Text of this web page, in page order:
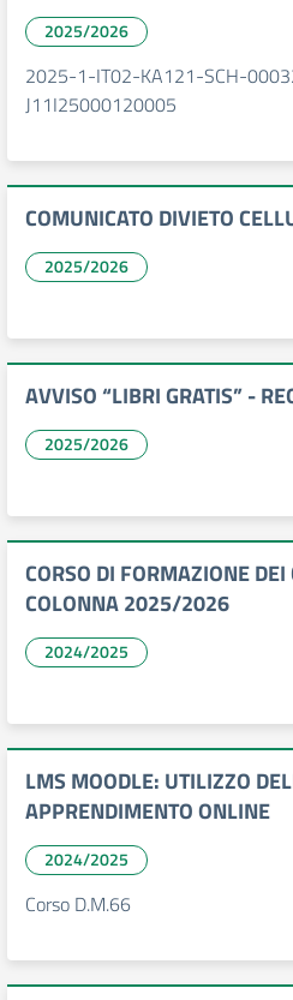
2025/2026
2025-1-IT02-KA121-SCH-
J11I25000120005
COMUNICATO DIVIETO
2025/2026
AVVISO “LIBRI GRATIS” -
2025/2026
CORSO DI FORMAZIONE
COLONNA 2025/2026
2024/2025
LMS MOODLE: UTILIZZO
APPRENDIMENTO ONLINE
2024/2025
Corso D.M.66